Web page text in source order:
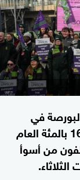
في
بريطانيا على زيادات في الرواتب بنسبة 16 بالمئة العام
من أسوأ